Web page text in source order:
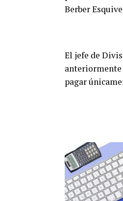
Berber
El jefe de
anteriormente
pagar